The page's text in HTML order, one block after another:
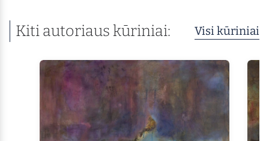
Kiti autoriaus kūriniai: Visi kūriniai